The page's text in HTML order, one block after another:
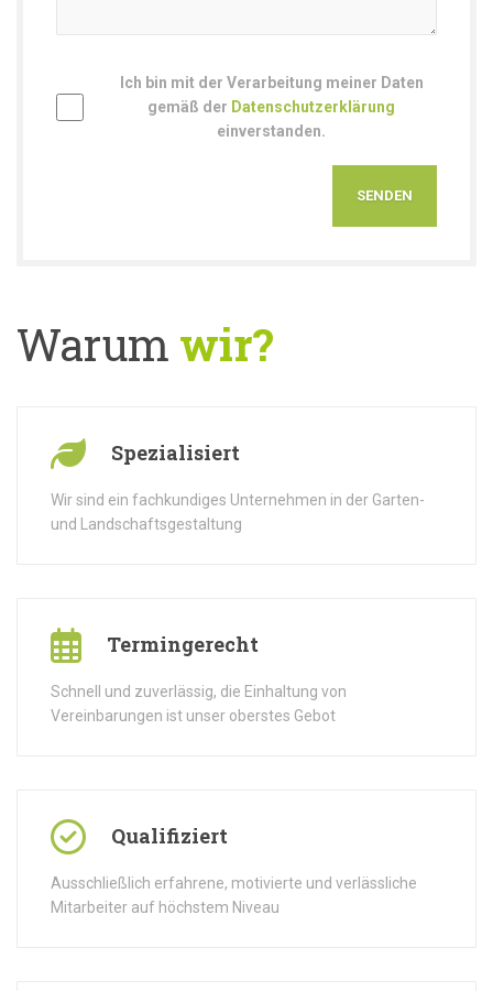
Ich bin mit der Verarbeitung meiner Daten
gemäß der Datenschutzerklärung
einverstanden.
Warum wir?
Spezialisiert
Wir sind ein fachkundiges Unternehmen in der Garten-
und Landschaftsgestaltung
Termingerecht
Schnell und zuverlässig, die Einhaltung von
Vereinbarungen ist unser oberstes Gebot
Qualifiziert
Ausschließlich erfahrene, motivierte und verlässliche
Mitarbeiter auf höchstem Niveau